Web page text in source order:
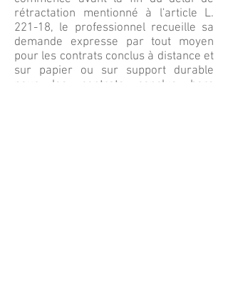
rétractation mentionné à l'article L.
221-18, le professionnel recueille sa
demande expresse par tout moyen
pour les contrats conclus à distance et
sur papier ou sur support durable
pour les contrats conclus hors